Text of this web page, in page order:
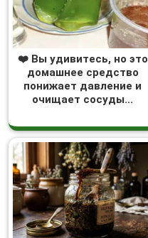
❤️ Вы удивитесь, но это
домашнее средство
понижает давление и
очищает сосуды...